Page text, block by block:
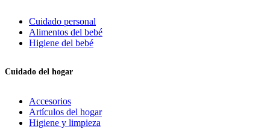
Cuidado personal
Alimentos del bebé
Higiene del bebé
Cuidado del hogar
Accesorios
Artículos del hogar
Higiene y limpieza